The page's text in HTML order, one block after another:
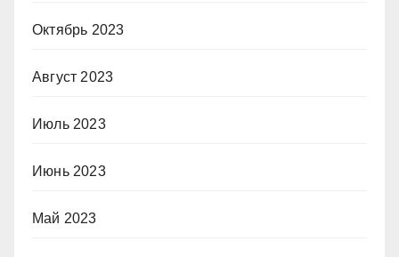
Октябрь 2023
Август 2023
Июль 2023
Июнь 2023
Май 2023